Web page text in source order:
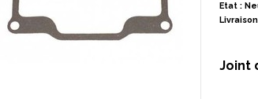
Etat :
Joint